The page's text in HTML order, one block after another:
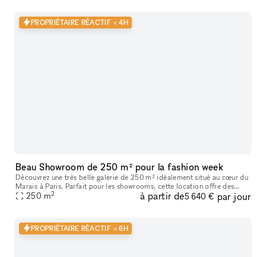
PROPRIÉTAIRE RÉACTIF < 4H
Beau Showroom de 250 m² pour la fashion week
Découvrez une très belle galerie de 250 m² idéalement situé au cœur du
Marais à Paris. Parfait pour les showrooms, cette location offre des
caractéristiques uniques telles que de hauts plafonds, des
250 m2 à partir de5 640 € par jour
PROPRIÉTAIRE RÉACTIF < 6H